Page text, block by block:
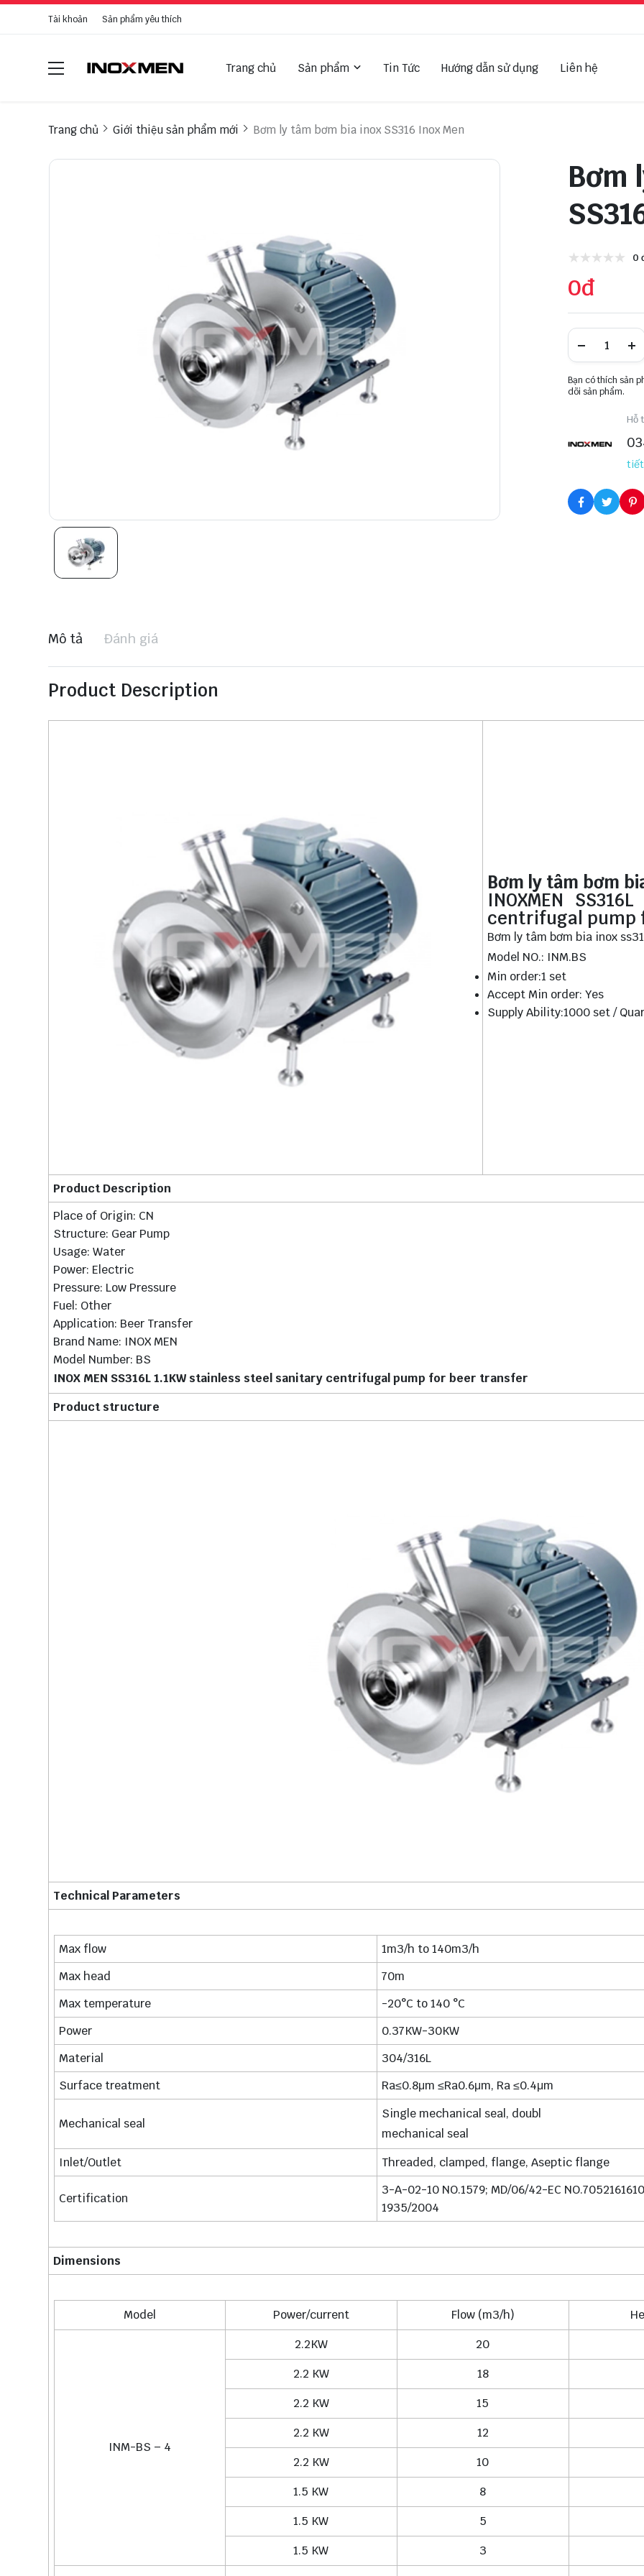
Tài khoản Sản phẩm yêu thích
Trang chủ Sản phẩm Tin Tức Hướng dẫn sử dụng Liên hệ
Trang chủ Giới thiệu sản phẩm mới Bơm ly tâm bơm bia inox SS316 Inox Men
Bơm
0
0đ
Bạn có thích sản
dõi sản phẩm.
Hỗ
Mô tả Đánh giá
Product Description
Bơm ly tâm bơm
INOXMEN
centrifugal pump
Bơm ly tâm bơm bia inox
Model NO.: INM.BS
Min order:1 set
Accept Min order: Yes
Supply Ability:1000 set /
Product Description
Place of Origin: CN
Structure: Gear Pump
Usage: Water
Power: Electric
Pressure: Low Pressure
Fuel: Other
Application: Beer Transfer
Brand Name: INOX MEN
Model Number: BS
INOX MEN SS316L 1.1KW stainless steel sanitary centrifugal pump for beer transfer
Product structure
Technical Parameters
Max flow
1m3/h to 140m3/h
Max head
70m
Max temperature
-20°C to 140 °C
Power
0.37KW-30KW
Material
304/316L
Surface treatment
Ra≤0.8μm ≤Ra0.6μm, Ra ≤0.4μm
Mechanical seal
Single mechanical seal, doubl
mechanical seal
Inlet/Outlet
Threaded, clamped, flange, Aseptic flange
Certification
3-A-02-10 NO.1579; MD/06/42-EC
1935/2004
Dimensions
Model Power/current Flow (m3/h)
INM-BS – 4
2.2KW
20
2.2 KW
18
2.2 KW
15
2.2 KW
12
2.2 KW
10
1.5 KW
8
1.5 KW
5
1.5 KW
3